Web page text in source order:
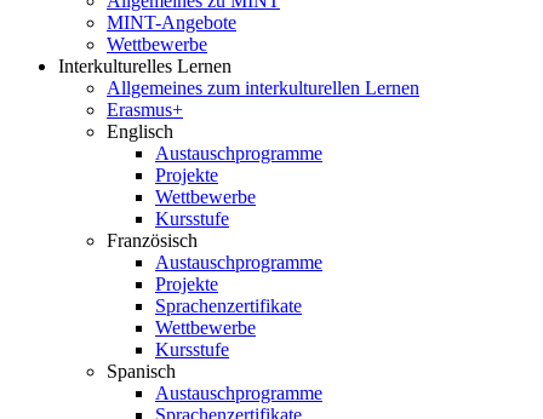
MINT-Angebote
Wettbewerbe
Interkulturelles Lernen
Allgemeines zum interkulturellen Lernen
Erasmus+
Englisch
Austauschprogramme
Projekte
Wettbewerbe
Kursstufe
Französisch
Austauschprogramme
Projekte
Sprachenzertifikate
Wettbewerbe
Kursstufe
Spanisch
Austauschprogramme
Sprachenzertifikate